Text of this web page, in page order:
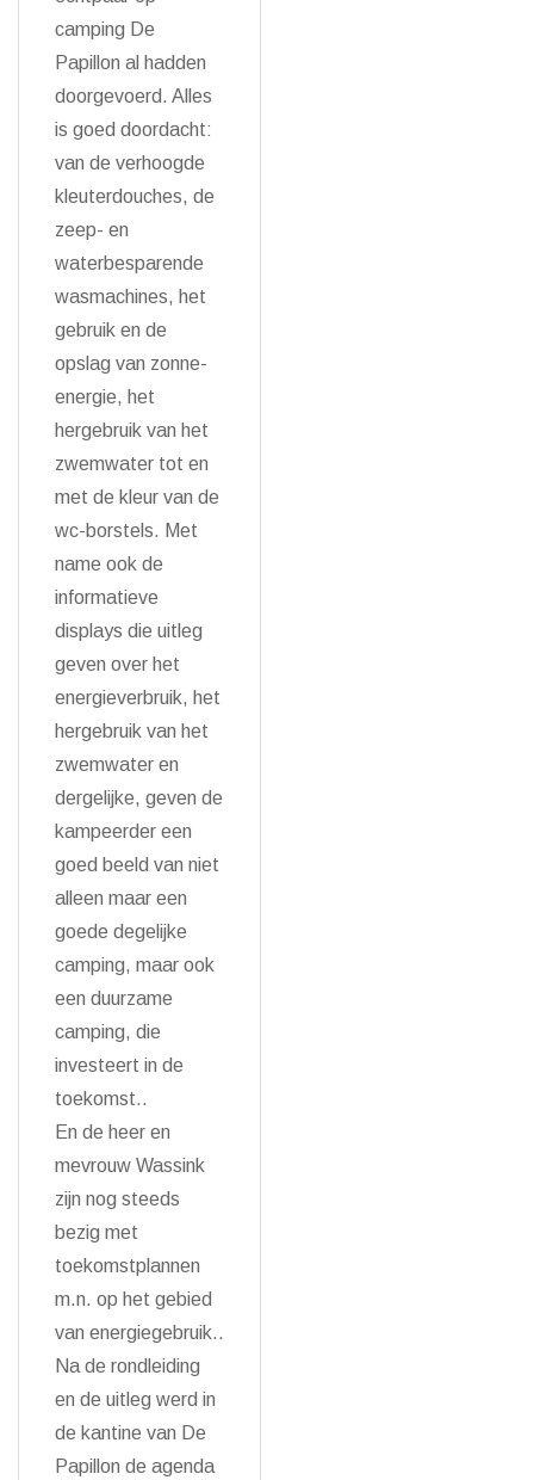
camping De
Papillon al hadden
doorgevoerd. Alles
is goed doordacht:
van de verhoogde
kleuterdouches, de
zeep- en
waterbesparende
wasmachines, het
gebruik en de
opslag van zonne-
energie, het
hergebruik van het
zwemwater tot en
met de kleur van de
wc-borstels. Met
name ook de
informatieve
displays die uitleg
geven over het
energieverbruik, het
hergebruik van het
zwemwater en
dergelijke, geven de
kampeerder een
goed beeld van niet
alleen maar een
goede degelijke
camping, maar ook
een duurzame
camping, die
investeert in de
toekomst..
En de heer en
mevrouw Wassink
zijn nog steeds
bezig met
toekomstplannen
m.n. op het gebied
van energiegebruik..
Na de rondleiding
en de uitleg werd in
de kantine van De
Papillon de agenda